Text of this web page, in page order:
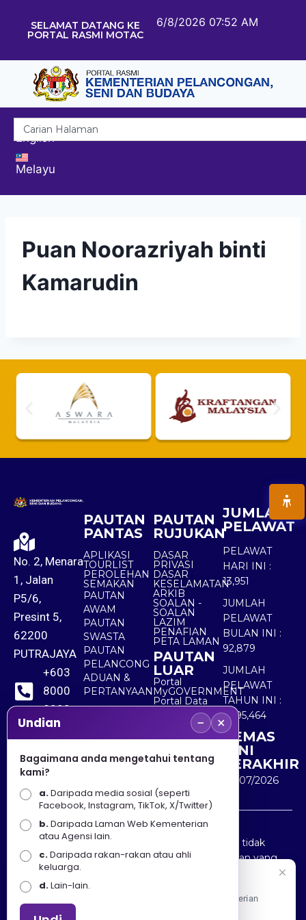
SELAMAT DATANG KE
PORTAL RASMI MOTAC
6/8/2026 07:52 AM
English
Melayu
Puan Noorazriyah binti
Kamarudin
No. 2, Menara
1, Jalan
P5/6,
Presint 5,
62200
PUTRAJAYA
+603
8000
8000
+603
8891
7100
PAUTAN
PANTAS
APLIKASI
TOURLIST
PEROLEHAN
SEMAKAN
PAUTAN
AWAM
PAUTAN
SWASTA
PAUTAN
PELANCONG
ADUAN &
PERTANYAAN
PAUTAN
RUJUKAN
DASAR
PRIVASI
DASAR
KESELAMATAN
ARKIB
SOALAN -
SOALAN
LAZIM
PENAFIAN
PETA LAMAN
PAUTAN
LUAR
Portal
MyGOVERNMENT
Portal Data
Terbuka
Sektor Awam
JUMLAH
PELAWAT
PELAWAT
HARI INI :
13,951
JUMLAH
PELAWAT
BULAN INI :
92,879
JUMLAH
PELAWAT
TAHUN INI :
5,495,464
KEMAS
KINI
TERAKHIR
30/07/2026
Penafian : Kerajaan Malaysia dan Kementerian
Pelancongan Seni dan Budaya (MOTAC) adalah tidak
bertanggungjawab atas kehilangan atau kerugian yang
disebabkan oleh penggunaan mana-mana maklumat
yang diperolehi dari portal ini.
Undian − ×
Bagaimana anda mengetahui tentang
kami?
a.Daripada media sosial (seperti
Facebook, Instagram, TikTok, X/Twitter)
b.Daripada Laman Web Kementerian
atau Agensi lain.
c.Daripada rakan-rakan atau ahli
keluarga.
d.Lain-lain.
Apa Khabar! Selamat datang ke Portal Rasmi Kementerian
Pelancongan, Seni dan Budaya